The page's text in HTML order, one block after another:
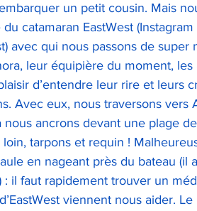
un petit cousin. Mais
catamaran EastWest (Instagram
avec qui nous passons de super
leur équipière du moment,
d’entendre leur rire et leurs
Avec eux, nous traversons vers
ancrons devant une plage
tarpons et requin !
en nageant près du bateau (il a
: il faut rapidement trouver un
viennent nous aider.